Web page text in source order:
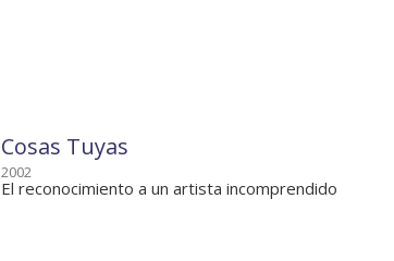
Cosas Tuyas
2002
El reconocimiento a un artista incomprendido